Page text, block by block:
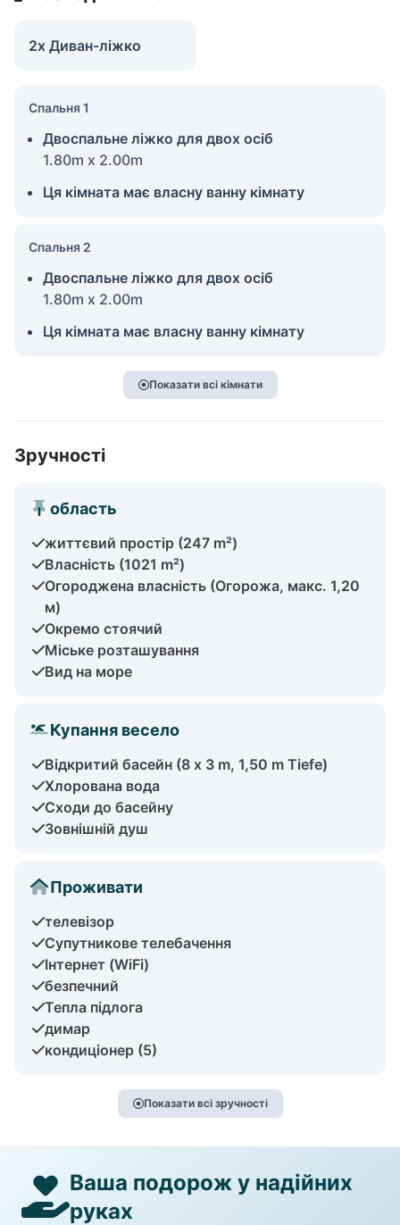
2x Диван-ліжко
Спальня 1
Двоспальне ліжко для двох осіб
1.80m x 2.00m
Ця кімната має власну ванну кімнату
Спальня 2
Двоспальне ліжко для двох осіб
1.80m x 2.00m
Ця кімната має власну ванну кімнату
Показати всі кімнати
Зручності
область
життєвий простір (247 m²)
Власність (1021 m²)
Огороджена власність (Огорожа, макс. 1,20
м)
Окремо стоячий
Міське розташування
Вид на море
Купання весело
Відкритий басейн (8 x 3 m, 1,50 m Tiefe)
Хлорована вода
Сходи до басейну
Зовнішній душ
Проживати
телевізор
Супутникове телебачення
Інтернет (WiFi)
безпечний
Тепла підлога
димар
кондиціонер (5)
Показати всі зручності
Ваша подорож у надійних
руках